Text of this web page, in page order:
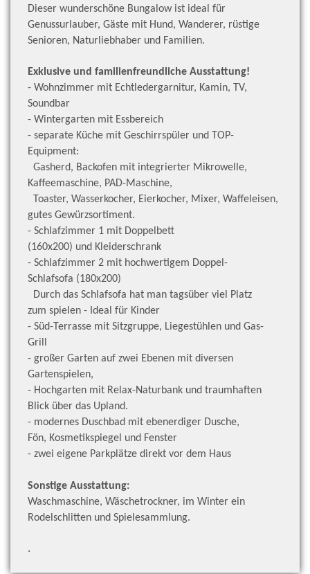
Dieser wunderschöne Bungalow ist ideal für
Genussurlauber, Gäste mit Hund, Wanderer, rüstige
Senioren, Naturliebhaber und Familien.
Exklusive und familienfreundliche Ausstattung!
- Wohnzimmer mit Echtledergarnitur, Kamin, TV,
Soundbar
- Wintergarten mit Essbereich
- separate Küche mit Geschirrspüler und TOP-
Equipment:
Gasherd, Backofen mit integrierter Mikrowelle,
Kaffeemaschine, PAD-Maschine,
Toaster, Wasserkocher, Eierkocher, Mixer, Waffeleisen,
gutes Gewürzsortiment.
- Schlafzimmer 1 mit Doppelbett
(160x200) und Kleiderschrank
- Schlafzimmer 2 mit hochwertigem Doppel-
Schlafsofa (180x200)
Durch das Schlafsofa hat man tagsüber viel Platz
zum spielen - Ideal für Kinder
- Süd-Terrasse mit Sitzgruppe, Liegestühlen und Gas-
Grill
- großer Garten auf zwei Ebenen mit diversen
Gartenspielen,
- Hochgarten mit Relax-Naturbank und traumhaften
Blick über das Upland.
- modernes Duschbad mit ebenerdiger Dusche,
Fön, Kosmetikspiegel und Fenster
- zwei eigene Parkplätze direkt vor dem Haus
Sonstige Ausstattung:
Waschmaschine, Wäschetrockner, im Winter ein
Rodelschlitten und Spielesammlung.
.